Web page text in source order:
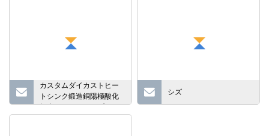
カスタムダイカストヒー
トシンク鍛造銅陽極酸化
押出アルミニウムプロフ
ァイル LED ヒートシンク
シズ